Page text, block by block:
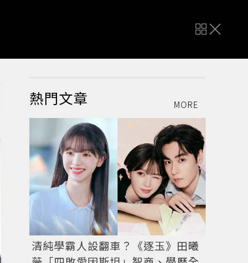
熱門文章 MORE
清純學霸人設翻車？《逐玉》田曦